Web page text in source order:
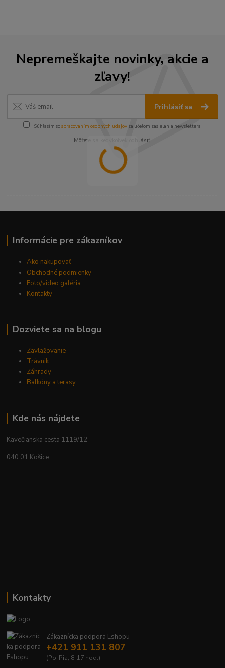
Nepremeškajte novinky, akcie a
zľavy!
Prihlásiť sa
Súhlasím sospracovaním osobných údajov za účelom zasielania newslettera.
Môžete sa kedykoľvek odhlásiť.
Informácie pre zákazníkov
Ako nakupovať
Obchodné podmienky
Foto/video galéria
Kontakty
Dozviete sa na blogu
Zavlažovanie
Trávnik
Záhrady
Balkóny a terasy
Kde nás nájdete
Kavečianska cesta 1119/12
040 01 Košice
Kontakty
Zákaznícka podpora Eshopu
+421 911 131 807
(Po-Pia, 8-17 hod.)